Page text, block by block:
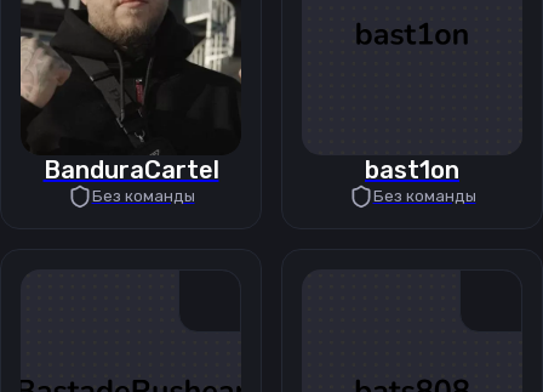
BanduraCartel
Без команды
bast1on
Без команды